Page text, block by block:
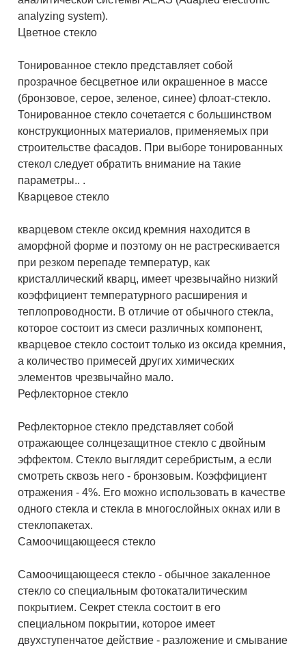
analyzing system).
Цветное стекло
Тонированное стекло представляет собой
прозрачное бесцветное или окрашенное в массе
(бронзовое, серое, зеленое, синее) флоат-стекло.
Тонированное стекло сочетается с большинством
конструкционных материалов, применяемых при
строительстве фасадов. При выборе тонированных
стекол следует обратить внимание на такие
параметры.. .
Кварцевое стекло
кварцевом стекле оксид кремния находится в
аморфной форме и поэтому он не растрескивается
при резком перепаде температур, как
кристаллический кварц, имеет чрезвычайно низкий
коэффициент температурного расширения и
теплопроводности. В отличие от обычного стекла,
которое состоит из смеси различных компонент,
кварцевое стекло состоит только из оксида кремния,
а количество примесей других химических
элементов чрезвычайно мало.
Рефлекторное стекло
Рефлекторное стекло представляет собой
отражающее солнцезащитное стекло с двойным
эффектом. Стекло выглядит серебристым, а если
смотреть сквозь него - бронзовым. Коэффициент
отражения - 4%. Его можно использовать в качестве
одного стекла и стекла в многослойных окнах или в
стеклопакетах.
Самоочищающееся стекло
Самоочищающееся стекло - обычное закаленное
стекло со специальным фотокаталитическим
покрытием. Секрет стекла состоит в его
специальном покрытии, которое имеет
двухступенчатое действие - разложение и смывание